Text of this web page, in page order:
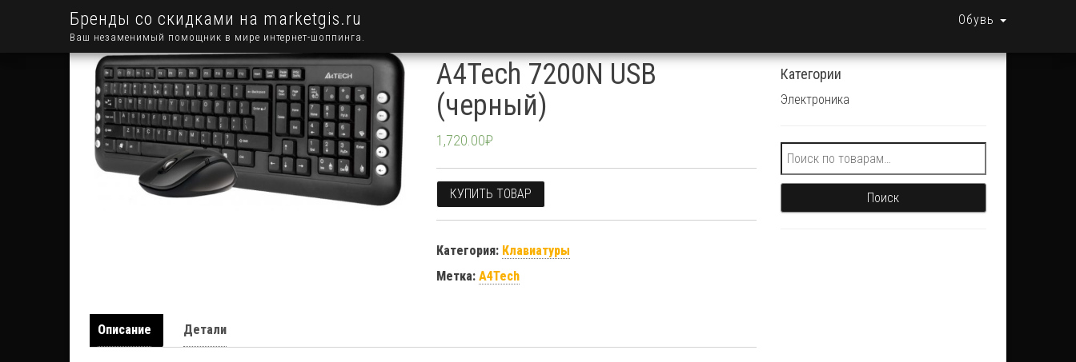
Бренды со скидками на marketgis.ru
Ваш незаменимый помощник в мире интернет-шоппинга.
Обувь
A4Tech 7200N USB
(черный)
1,720.00₽
КУПИТЬ ТОВАР
Категория: Клавиатуры
Метка: A4Tech
Описание Детали
Категории
Электроника
Искать:
Поиск